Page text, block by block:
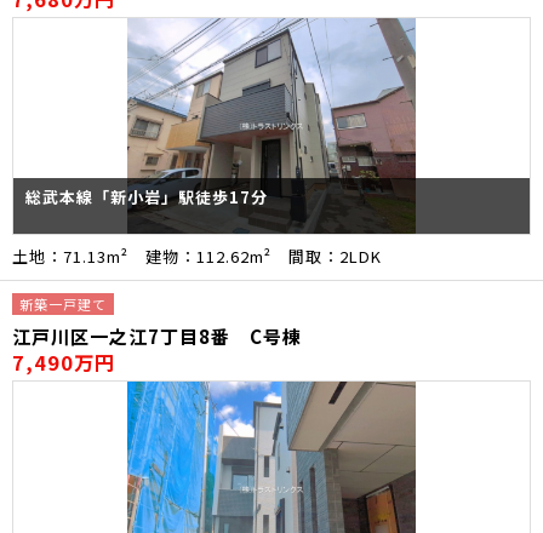
総武本線「新小岩」駅徒歩17分
土地：71.13m² 建物：112.62m² 間取：2LDK
新築一戸建て
江戸川区一之江7丁目8番 C号棟
7,490万円